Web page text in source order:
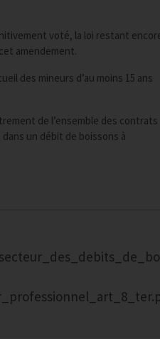
voté, la loi restant
amendement.
des mineurs d’au moins 15 ans
de l’ensemble des contrats
un débit de boissons à